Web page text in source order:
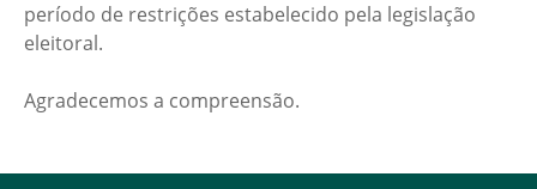
período de restrições estabelecido pela legislação
eleitoral.
Agradecemos a compreensão.